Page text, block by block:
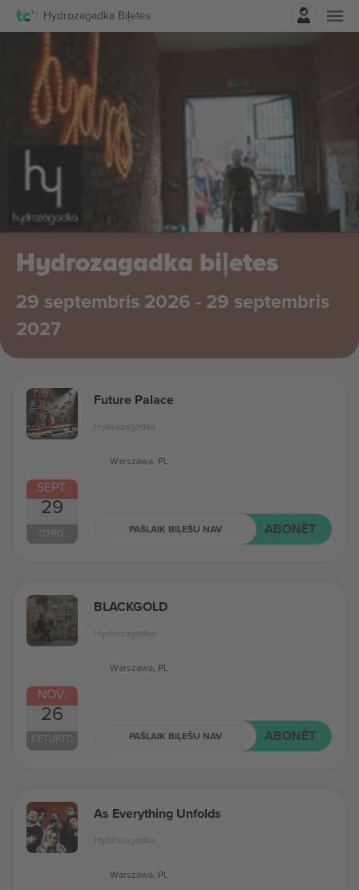
Hydrozagadka Biļetes
Hydrozagadka biļetes
29 septembris 2026 - 29 septembris
2027
SEPT.
29
OTRD.
Future Palace
Hydrozagadka
Warszawa, PL
PAŠLAIK BIĻEŠU NAV ABONĒT
NOV.
26
CETURTD.
BLACKGOLD
Hydrozagadka
Warszawa, PL
PAŠLAIK BIĻEŠU NAV ABONĒT
As Everything Unfolds
Hydrozagadka
Warszawa, PL